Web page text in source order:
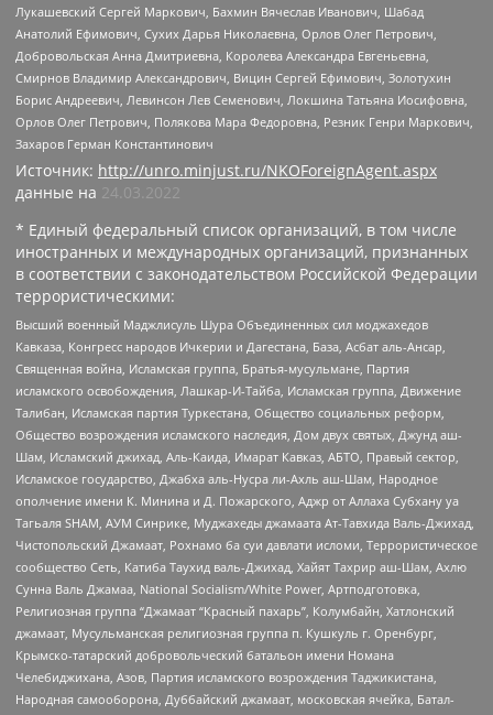
Лукашевский Сергей Маркович, Бахмин Вячеслав Иванович, Шабад
Анатолий Ефимович, Сухих Дарья Николаевна, Орлов Олег Петрович,
Добровольская Анна Дмитриевна, Королева Александра Евгеньевна,
Смирнов Владимир Александрович, Вицин Сергей Ефимович, Золотухин
Борис Андреевич, Левинсон Лев Семенович, Локшина Татьяна Иосифовна,
Орлов Олег Петрович, Полякова Мара Федоровна, Резник Генри Маркович,
Захаров Герман Константинович
Источник: http://unro.minjust.ru/NKOForeignAgent.aspx
данные на 24.03.2022
* Единый федеральный список организаций, в том числе
иностранных и международных организаций, признанных
в соответствии с законодательством Российской Федерации
террористическими:
Высший военный Маджлисуль Шура Объединенных сил моджахедов
Кавказа, Конгресс народов Ичкерии и Дагестана, База, Асбат аль-Ансар,
Священная война, Исламская группа, Братья-мусульмане, Партия
исламского освобождения, Лашкар-И-Тайба, Исламская группа, Движение
Талибан, Исламская партия Туркестана, Общество социальных реформ,
Общество возрождения исламского наследия, Дом двух святых, Джунд аш-
Шам, Исламский джихад, Аль-Каида, Имарат Кавказ, АБТО, Правый сектор,
Исламское государство, Джабха аль-Нусра ли-Ахль аш-Шам, Народное
ополчение имени К. Минина и Д. Пожарского, Аджр от Аллаха Субхану уа
Тагьаля SHAM, АУМ Синрике, Муджахеды джамаата Ат-Тавхида Валь-Джихад,
Чистопольский Джамаат, Рохнамо ба суи давлати исломи, Террористическое
сообщество Сеть, Катиба Таухид валь-Джихад, Хайят Тахрир аш-Шам, Ахлю
Сунна Валь Джамаа, National Socialism/White Power, Артподготовка,
Религиозная группа “Джамаат “Красный пахарь”, Колумбайн, Хатлонский
джамаат, Мусульманская религиозная группа п. Кушкуль г. Оренбург,
Крымско-татарский добровольческий батальон имени Номана
Челебиджихана, Азов, Партия исламского возрождения Таджикистана,
Народная самооборона, Дуббайский джамаат, московская ячейка, Батал-